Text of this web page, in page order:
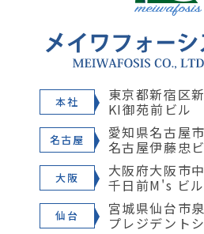
本社 東京都新宿区
KI御苑前ビル
名古屋 愛知県名古屋
名古屋伊藤忠
大阪 大阪府大阪市
千日前M's ビ
仙台 宮城県仙台市
プレジデント